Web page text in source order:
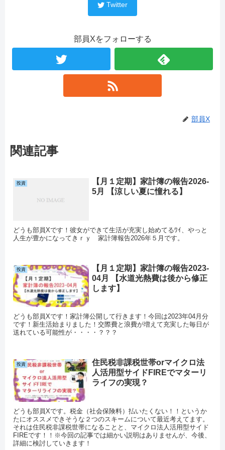
Twitter
部員Xをフォローする
部員X
関連記事
投資
【月１定期】家計簿の報告2026-
5月 【涼しい夏に憧れる】
どうも部員Xです！彼女ができて生活が充実し始めてるﾜｲ、やっと
人生が豊かになってきｒｙ 家計簿報告2026年５月です。
投資
【月１定期】家計簿の報告2023-
04月 【水道光熱費は後から修正
します】
どうも部員Xです！家計簿公開して行きます！今回は2023年04月分
です！新生活始まりました！交際費と浪費が増えて充実した毎日が
送れている可能性が・・・・？？？
投資
住民税非課税世帯orマイクロ法
人活用型サイドFIREでマターリ
ライフの実現？
どうも部員Xです。税金（社会保険料）払いたくない！！というか
たにオススメできそうな２つのスキームについて最近考えてます。
それは住民税非課税世帯になることと、マイクロ法人活用型サイド
FIREです！！※今回の記事では細かい説明はありませんが、今後、
詳細に検討していきます！